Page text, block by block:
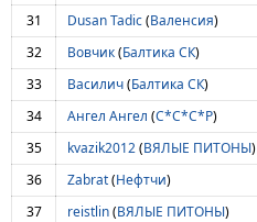
31
Dusan Tadic(Валенсия)
32
Вовчик(Балтика СК)
33
Василич(Балтика СК)
34
Ангел Ангел (С*С*С*Р)
35
kvazik2012(ВЯЛЫЕ ПИТОНЫ)
36
Zabrat(Нефтчи)
37
reistlin(ВЯЛЫЕ ПИТОНЫ)